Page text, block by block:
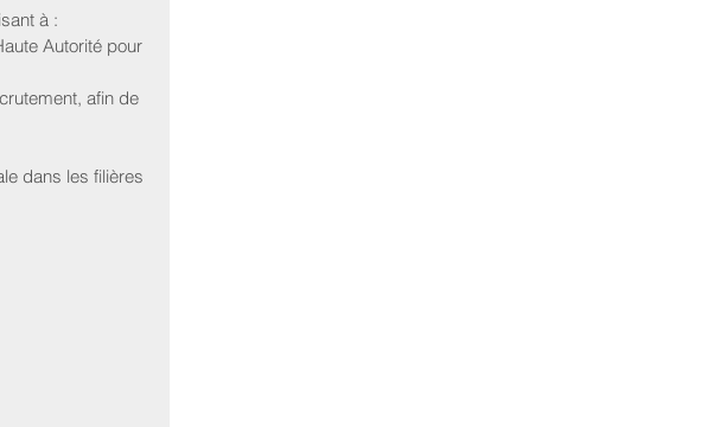
à :
Autorité pour
afin de
dans les filières